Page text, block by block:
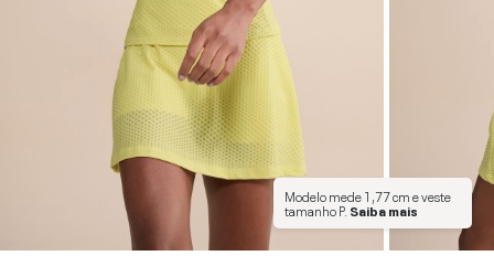
Modelo mede1,77 cme veste
tamanhoP. Saiba mais